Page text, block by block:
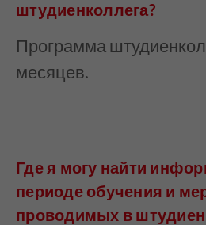
штудиенколлега?
Программа
месяцев.
Где я могу найти
периоде обучения и
проводимых в